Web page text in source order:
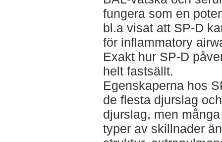
fungera som en
bl.a visat att SP-D
för inflammatory
Exakt hur SP-D
helt fastsällt.
Egenskaperna hos
de flesta djurslag
djurslag, men
typer av skillnader